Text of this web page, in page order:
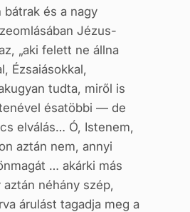
bátrak és a nagy
Jézus-
„aki felett ne állna
Ézsaiásokkal,
tudta, miről is
ésatöbbi — de
elválás… Ó, Istenem,
aztán nem, annyi
… akárki más
néhány szép,
árulást tagadja meg a